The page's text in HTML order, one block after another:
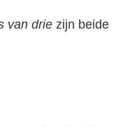
van drie zijn beide